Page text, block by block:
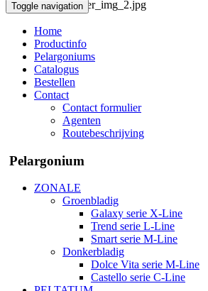
Toggle navigation
Home
Productinfo
Pelargoniums
Catalogus
Bestellen
Contact
Contact formulier
Agenten
Routebeschrijving
Pelargonium
ZONALE
Groenbladig
Galaxy serie X-Line
Trend serie L-Line
Smart serie M-Line
Donkerbladig
Dolce Vita serie M-Line
Castello serie C-Line